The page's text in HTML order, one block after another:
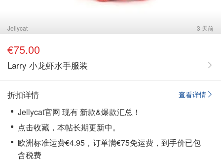
Jellycat 3 天前
€75.00
Larry 小龙虾水手服装
查看详情
折扣详情
Jellycat官网 现有 新款&爆款汇总！
点击收藏，本帖长期更新中。
欧洲标准运费€4.95，订单满€75免运费，到手价已包
含税费